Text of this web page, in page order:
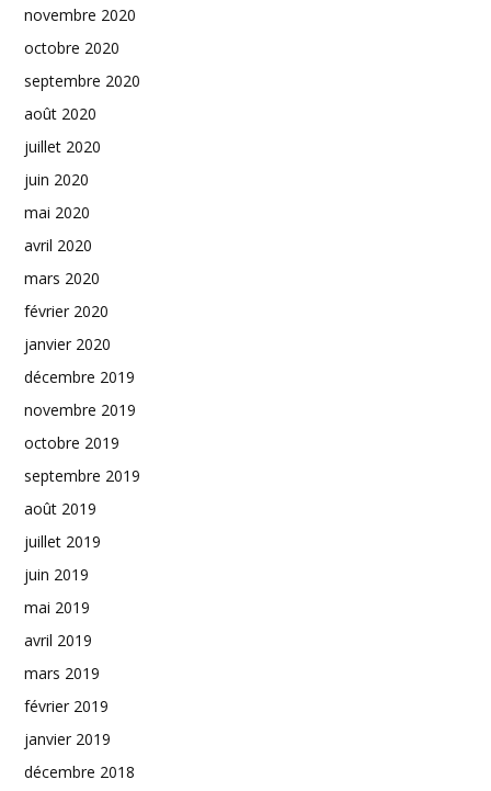
novembre 2020
octobre 2020
septembre 2020
août 2020
juillet 2020
juin 2020
mai 2020
avril 2020
mars 2020
février 2020
janvier 2020
décembre 2019
novembre 2019
octobre 2019
septembre 2019
août 2019
juillet 2019
juin 2019
mai 2019
avril 2019
mars 2019
février 2019
janvier 2019
décembre 2018